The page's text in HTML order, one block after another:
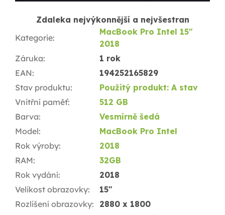
Zdaleka nejvýkonnější a nejvšestran
Kategorie:
MacBook Pro Intel 15"
2018
Záruka:
1 rok
EAN:
194252165829
Stav produktu:
Použitý produkt: A stav
Vnitřní paměť:
512 GB
Barva:
Vesmírně šedá
Model:
MacBook Pro Intel
Rok výroby:
2018
RAM:
32GB
Rok vydání:
2018
Velikost obrazovky:
15"
Rozlišení obrazovky:
2880 x 1800